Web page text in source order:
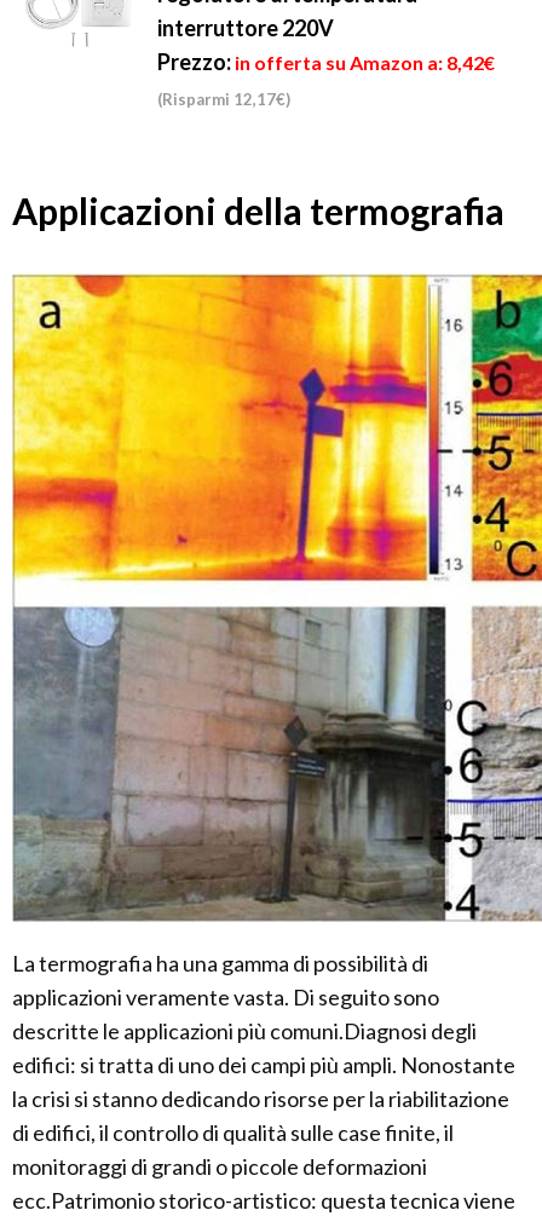
interruttore 220V
Prezzo: in offerta su Amazon a: 8,42€
(Risparmi 12,17€)
Applicazioni della termografia
La termografia ha una gamma di possibilità di
applicazioni veramente vasta. Di seguito sono
descritte le applicazioni più comuni.Diagnosi degli
edifici: si tratta di uno dei campi più ampli. Nonostante
la crisi si stanno dedicando risorse per la riabilitazione
di edifici, il controllo di qualità sulle case finite, il
monitoraggi di grandi o piccole deformazioni
ecc.Patrimonio storico-artistico: questa tecnica viene